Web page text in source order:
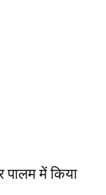
पालम में किया